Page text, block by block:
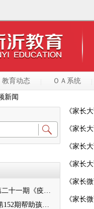
教育动态 ＯＡ系统
新闻
《家长微课堂》第二十一期《疫情防控学生篇》
《家长大讲堂》 第152期帮助孩子预防校园欺凌
《家长
《家长
《家长
《家长
《家长
《家长